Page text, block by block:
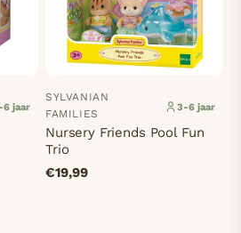
6 jaar
SYLVANIAN
FAMILIES
3-6 jaar
Nursery Friends Pool Fun
Trio
€19,99